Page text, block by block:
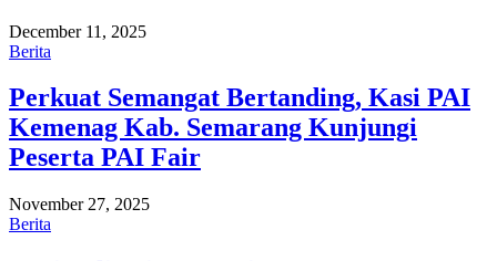
December 11, 2025
Berita
Perkuat Semangat Bertanding, Kasi PAI
Kemenag Kab. Semarang Kunjungi
Peserta PAI Fair
November 27, 2025
Berita